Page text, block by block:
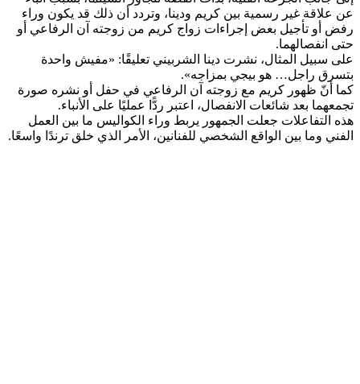
عن علاقة غير رسمية بين كريم ودينا، وتردد أن ذلك قد يكون وراء
رفض أو تأجيل بعض إجراءات زواج كريم من زوجته آن الرفاعي أو
حتى انفصالهما.
على سبيل المثال، نشرت دينا الشربيني تعليقًا: «مفيش واحدة
بتسرق راجل… هو بيجي بمزاجه».
كما أنّ ظهور كريم مع زوجته آن الرفاعي في حفل أو نشره صورة
تجمعهما بعد شائعات الانفصال، اعتبر ردًّا عمليًا على الأنباء.
هذه التفاعلات جعلت الجمهور يربط وراء الكواليس ما بين العمل
الفني وما بين الواقع الشخصي للفنانين، الأمر الذي خلق ترندًا واسعًا.